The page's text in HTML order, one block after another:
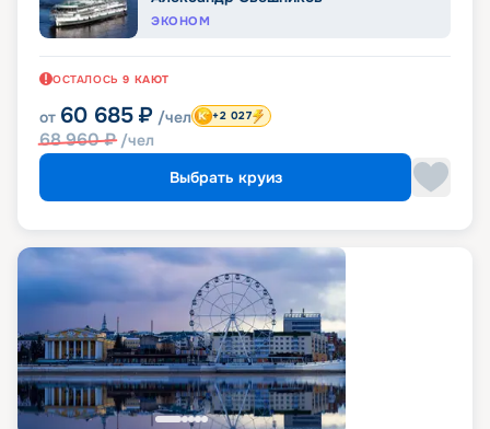
ЭКОНОМ
ОСТАЛОСЬ 9 КАЮТ
от 60 685 ₽ /чел
68 960₽ /чел
+2 027
Выбрать круиз